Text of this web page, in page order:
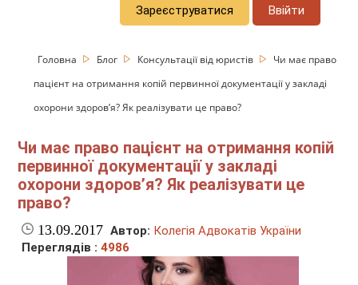
Зареєструватися Ввійти
Головна Блог Консультації від юристів
Чи має право
пацієнт на отримання копій первинної документації у закладі
охорони здоров’я? Як реалізувати це право?
Чи має право пацієнт на отримання копій
первинної документації у закладі
охорони здоров’я? Як реалізувати це
право?
13.09.2017 Автор: Колегія Адвокатів України
Переглядів :4986